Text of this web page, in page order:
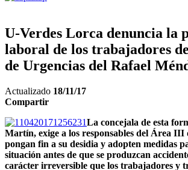
U-Verdes Lorca denuncia la
laboral de los trabajadores
de Urgencias del Rafael
Actualizado 18/11/17
Compartir
La concejala de esta
Martín, exige a los responsables del Área III
pongan fin a su desidia y adopten medidas
situación antes de que se produzcan
carácter irreversible que los trabajadores y